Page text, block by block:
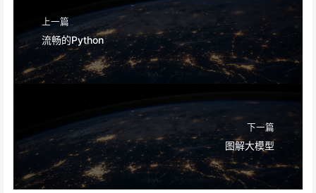
上一篇
流畅的Python
下一篇
图解大模型